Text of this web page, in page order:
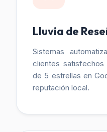
Lluvia de
Sistemas
clientes satisfechos
de 5 estrellas en
reputación local.